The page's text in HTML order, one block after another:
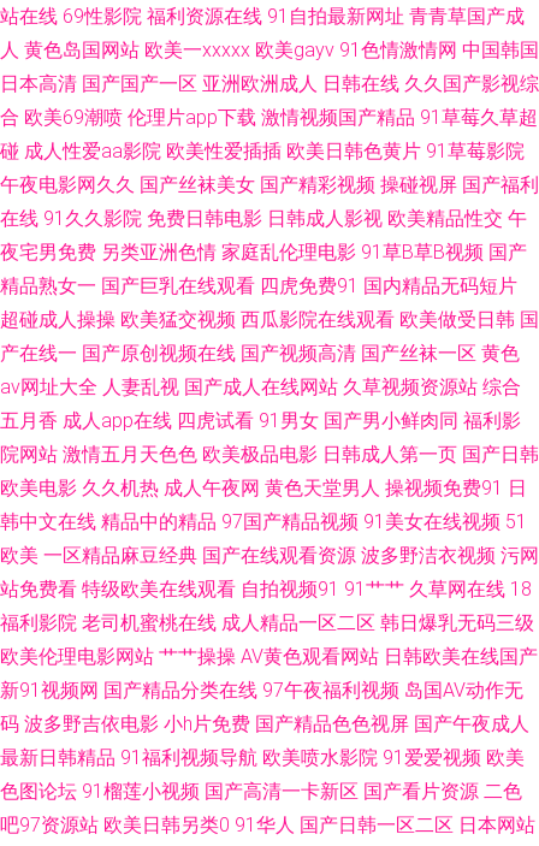
文字幕 99热6孕妇无码 欧美韩日性爱炮图 在线看91 91在线观看视频 成人亚
av五月花 久久伊人欧洲 欧洲精品久区 天堂AV男人 伊人久久青青草网 含羞草
蜜桃a级片 人人妻超碰 亚洲卡一 91免费破处 精品久久91 日本网站www 香蕉
视频污版 91传媒蜜桃传媒 www超碰93 欧美极品15p 婷婷四色超碰 91人妻
人人操 国产一线中文字幕 老司机亚洲 91视频网在线 豆花综合网 久久精品免
费成 欧美自拍aa www黑料尤物 九九国产 欧美怡春院 视频爱肏屄的肉棒 影
音先锋色导航 九九热WWww 色色成人电影 伊人成人自拍 97超碰在线公开
大香蕉在九 日韩AV无码网址 97在线资源 九一av 色色午夜影院 伊人网操逼片
超碰97免费 久草免费福利 欧洲青青草99 天天日b夜夜爽 超碰日日夜夜 男人
404 www日本黄色 国产精品1999 免费网站簧片 亚洲啪在线 肏屄免费 国内
九九亚 欧美色图去干网 伊人操久久 97国产视频 国产精品草草 另类影音 日
本熟女自慰 亚洲3级电影 国产亚洲V^ 五月天大香蕉 成人1级黄色 黄色片青青
站在线 69性影院 福利资源在线 91自拍最新网址 青青草国产成
人 黄色岛国网站 欧美一xxxxx 欧美gayv 91色情激情网 中国韩国
日本高清 国产国产一区 亚洲欧洲成人 日韩在线 久久国产影视综
合 欧美69潮喷 伦理片app下载 激情视频国产精品 91草莓久草超
碰 成人性爱aa影院 欧美性爱插插 欧美日韩色黄片 91草莓影院
午夜电影网久久 国产丝袜美女 国产精彩视频 操碰视屏 国产福利
在线 91久久影院 免费日韩电影 日韩成人影视 欧美精品性交 午
夜宅男免费 另类亚洲色情 家庭乱伦理电影 91草B草B视频 国产
精品熟女一 国产巨乳在线观看 四虎免费91 国内精品无码短片
超碰成人操操 欧美猛交视频 西瓜影院在线观看 欧美做受日韩 国
产在线一 国产原创视频在线 国产视频高清 国产丝袜一区 黄色
av网址大全 人妻乱视 国产成人在线网站 久草视频资源站 综合
五月香 成人app在线 四虎试看 91男女 国产男小鲜肉同 福利影
院网站 激情五月天色色 欧美极品电影 日韩成人第一页 国产日韩
欧美电影 久久机热 成人午夜网 黄色天堂男人 操视频免费91 日
韩中文在线 精品中的精品 97国产精品视频 91美女在线视频 51
欧美 一区精品麻豆经典 国产在线观看资源 波多野洁衣视频 污网
站免费看 特级欧美在线观看 自拍视频91 91艹艹 久草网在线 18
福利影院 老司机蜜桃在线 成人精品一区二区 韩日爆乳无码三级
欧美伦理电影网站 艹艹操操 AV黄色观看网站 日韩欧美在线国产
新91视频网 国产精品分类在线 97午夜福利视频 岛国AV动作无
码 波多野吉依电影 小h片免费 国产精品色色视屏 国产午夜成人
最新日韩精品 91福利视频导航 欧美喷水影院 91爱爱视频 欧美
色图论坛 91榴莲小视频 国产高清一卡新区 国产看片资源 二色
吧97资源站 欧美日韩另类0 91华人 国产日韩一区二区 日本网站